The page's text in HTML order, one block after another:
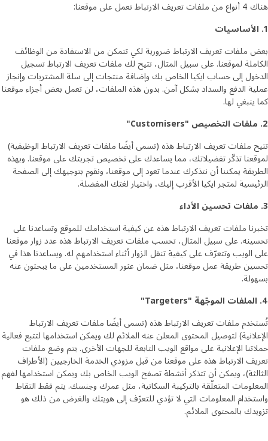
هناك 4 أنواع من ملفات تعريف الارتباط تعمل على موقعنا:
1. الأساسيات
بعض ملفات تعريف الارتباط ضرورية لكي تتمكن من الاستفادة من الوظائف
الكاملة لموقعنا. على سبيل المثال، تتيح لك ملفات تعريف الارتباط تسجيل
الدخول إلى حساب ايكيا الخاص بك وإضافة منتجات إلى سلة المشتريات وإنجاز
عملية الدفع والسداد بشكل آمن. بدون هذه الملفات، لن تعمل بعض أجزاء موقعنا
كما ينبغي لها.
2. ملفات التخصيص "Customisers"
تتيح ملفات تعريف الارتباط هذه (تسمى أيضًا ملفات تعريف الارتباط الوظيفية)
لموقعنا تذكّر تفضيلاتك، مما يساعدك على تخصيص تجربتك على موقعنا. وبهذه
الطريقة يمكننا أن نتذكرك عندما تعود إلى موقعنا، ونقوم بتوجيهك إلى الصفحة
الرئيسية لمتجر ايكيا الأقرب إليك، واختيار لغتك المفضلة.
3. ملفات تحسين الأداء
تخبرنا ملفات تعريف الارتباط هذه عن كيفية استخدامك للموقع وتساعدنا على
تحسينه. على سبيل المثال، تحسب ملفات تعريف الارتباط هذه عدد زوار موقعنا
على الويب وتتعرّف على كيفية تنقل الزوار أثناء استخدامهم له. ويساعدنا هذا في
تحسين طريقة عمل موقعنا، مثل ضمان عثور المستخدمين على ما يبحثون عنه
بسهولة.
4. الملفات الموجّهة "Targeters"
تُستخدم ملفات تعريف الارتباط هذه (تسمى أيضًا ملفات تعريف الارتباط
الإعلانية) لتوصيل المحتوى المعلن عنه الملائم لك ويمكن استخدامها لتتبع فعالية
حملاتنا الإعلانية على مواقع الويب التابعة للجهات الأخرى. يتم وضع ملفات
تعريف الارتباط هذه على موقعنا من قبل مزودي الخدمة الخارجيين (الأطراف
الثالثة)، ويمكن أن تتذكر أنشطة تصفح الويب الخاص بك ويمكن استخدامها لفهم
المعلومات المتعلّقة بالتركيبة السكانية، مثل عمرك وجنسك. يتم فقط التقاط
واستخدام المعلومات التي لا تؤدي للتعرّف إلى هويتك والغرض من ذلك هو
تزويدك بالمحتوى الملائم.